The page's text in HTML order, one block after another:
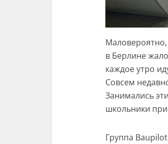
в Берлине
каждое утро
Совсем
Занимались
школьники
Группа